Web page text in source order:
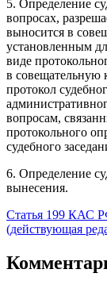
5. Определение
вопросах,
выносится в
установленным
виде
в совещательную
протокол
вопросам,
протокольного
судебного
6. Определение
вынесения.
Статья 199 КАС
(действующая